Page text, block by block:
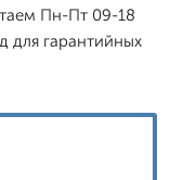
Пн-Пт 09-18
для гарантийных